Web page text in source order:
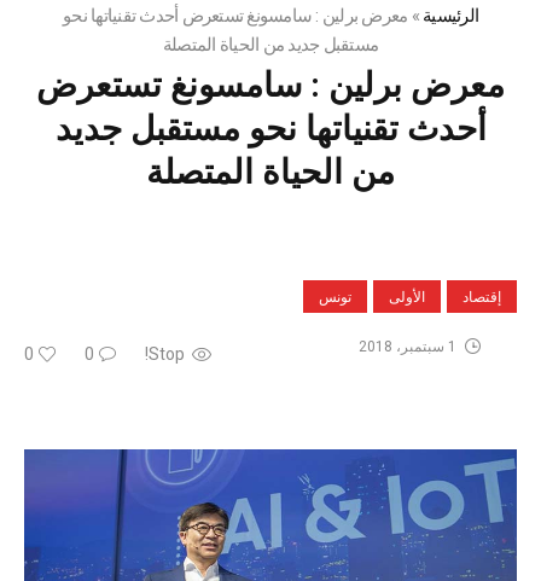
الرئيسية» معرض برلين : سامسونغ تستعرض أحدث تقنياتها نحو
مستقبل جديد من الحياة المتصلة
معرض برلين : سامسونغ تستعرض
أحدث تقنياتها نحو مستقبل جديد
من الحياة المتصلة
إقتصاد الأولى تونس
Stop!
0
0 1 سبتمبر، 2018